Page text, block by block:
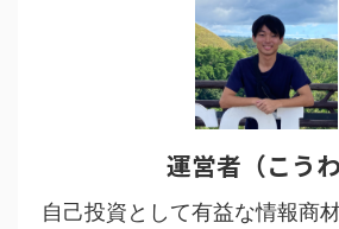
運営者（こうわ
自己投資として有益な情報商